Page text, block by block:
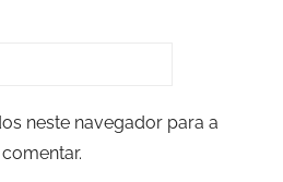
neste navegador para a